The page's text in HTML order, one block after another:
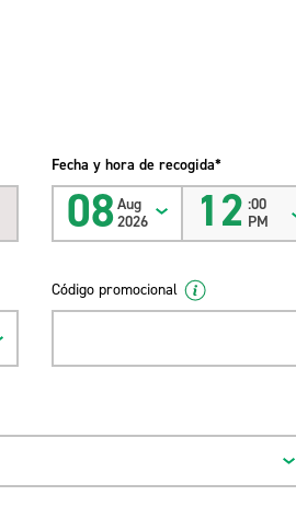
Fecha y hora de recogida*
08Aug
2026
12 :00
PM
Código promocional